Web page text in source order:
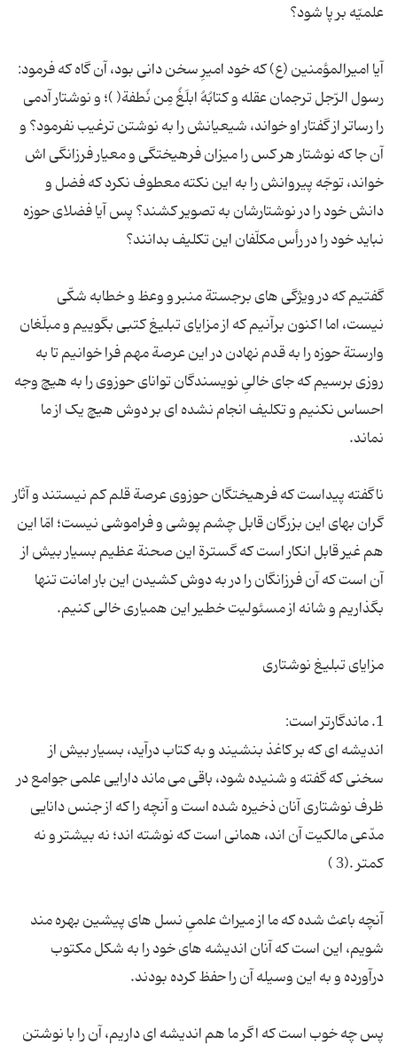
آیا امیرالمؤمنین (ع) که خود امیرِ سخن دانی بود، آن گاه که فرمود:
رسول الرّجل ترجمان عقله و کتابُهُ ابلَغُ مِن نُطفة( )؛ و نوشتار آدمی
را رساتر از گفتار او خواند، شیعیانش را به نوشتن ترغیب نفرمود؟ و
آن جا که نوشتار هر کس را میزان فرهیختگی و معیار فرزانگی اش
خواند، توجّه پیروانش را به این نکته معطوف نکرد که فضل و
دانش خود را در نوشتارشان به تصویر کشند؟ پس آیا فضلای حوزه
گفتیم که در ویژگی های برجستة منبر و وعظ و خطابه شکّی
نیست، اما اکنون برآنیم که از مزایای تبلیغ کتبی بگوییم و مبلّغان
وارستة حوزه را به قدم نهادن در این عرصة مهم فرا خوانیم تا به
روزی برسیم که جای خالیِ نویسندگان توانای حوزوی را به هیچ وجه
احساس نکنیم و تکلیف انجام نشده ای بر دوش هیچ یک از ما
ناگفته پیداست که فرهیختگان حوزوی عرصة قلم کم نیستند و آثار
گران بهای این بزرگان قابل چشم پوشی و فراموشی نیست؛ امّا این
هم غیر قابل انکار است که گسترة این صحنة عظیم بسیار بیش از
آن است که آن فرزانگان را در به دوش کشیدن این بار امانت تنها
اندیشه ای که بر کاغذ بنشیند و به کتاب درآید، بسیار بیش از
سخنی که گفته و شنیده شود، باقی می ماند دارایی علمی جوامع در
ظرف نوشتاری آنان ذخیره شده است و آنچه را که از جنس دانایی
مدّعی مالکیت آن اند، همانی است که نوشته اند؛ نه بیشتر و نه
آنچه باعث شده که ما از میراث علمیِ نسل های پیشین بهره مند
شویم، این است که آنان اندیشه های خود را به شکل مکتوب
پس چه خوب است که اگر ما هم اندیشه ای داریم، آن را با نوشتن